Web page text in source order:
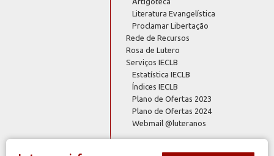
Literatura Evangelística
Proclamar Libertação
Rede de Recursos
Rosa de Lutero
Serviços IECLB
Estatística IECLB
Índices IECLB
Plano de Ofertas 2023
Plano de Ofertas 2024
Webmail @luteranos